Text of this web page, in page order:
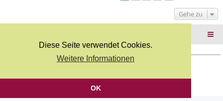
Diese Seite verwendet Cookies.
Weitere Informationen
OK
g
Gehe zu
Deutsche Übersetzung durchphpBB.de